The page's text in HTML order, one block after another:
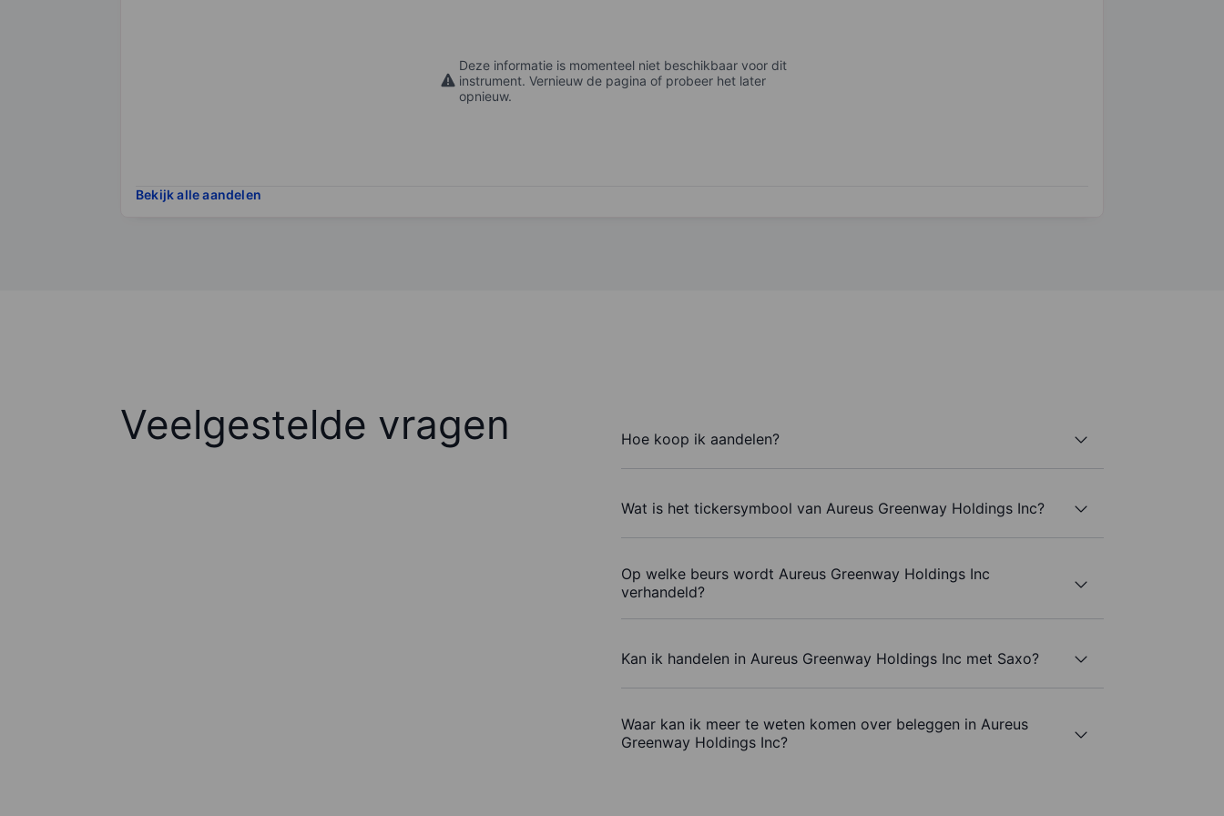
Deze informatie is momenteel niet beschikbaar voor dit
instrument. Vernieuw de pagina of probeer het later
opnieuw.
Bekijk alle aandelen
Veelgestelde vragen Hoe koop ik aandelen?
Wat is het tickersymbool van Aureus Greenway Holdings Inc?
Op welke beurs wordt Aureus Greenway Holdings Inc
verhandeld?
Kan ik handelen in Aureus Greenway Holdings Inc met Saxo?
Waar kan ik meer te weten komen over beleggen in Aureus
Greenway Holdings Inc?